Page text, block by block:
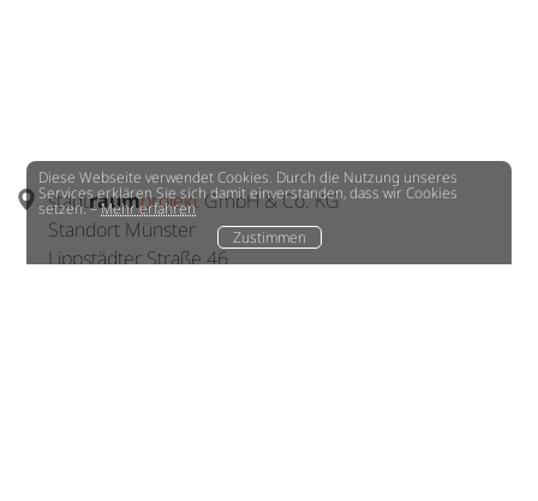
stadtraumprojektGmbH & Co. KG
Standort Münster
Lippstädter Straße 46
Diese Webseite verwendet Cookies. Durch die Nutzung unseres
Services erklären Sie sich damit einverstanden, dass wir Cookies
setzen. –Mehr erfahren
Zustimmen